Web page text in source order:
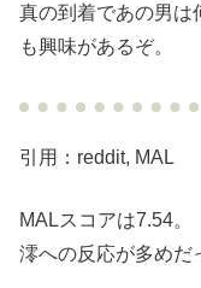
真の到着であの男は
も興味があるぞ。
引用：reddit, MAL
MALスコアは7.54。
澪への反応が多めだ